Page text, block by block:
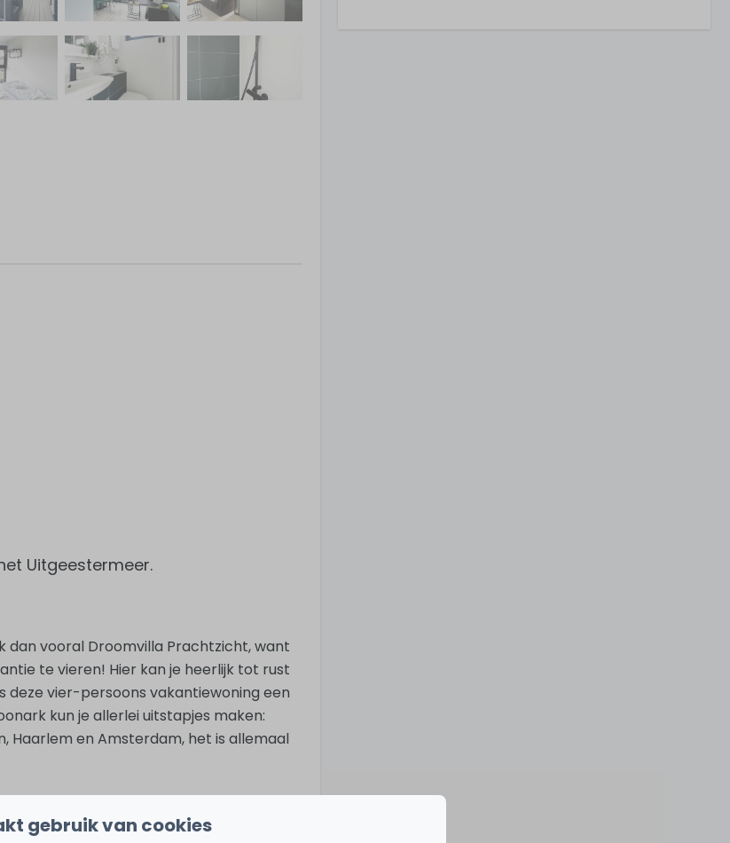
Uitgeestermeer.
dan vooral Droomvilla Prachtzicht, want
te vieren! Hier kan je heerlijk tot rust
deze vier-persoons vakantiewoning een
kun je allerlei uitstapjes maken:
Haarlem en Amsterdam, het is allemaal
gebruik van cookies